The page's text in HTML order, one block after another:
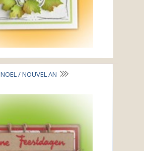
NOËL / NOUVEL AN